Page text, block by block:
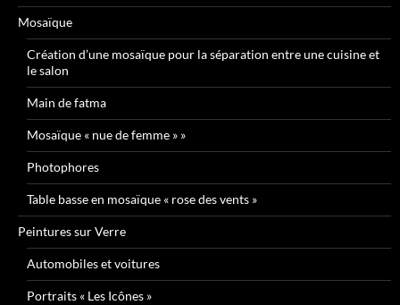
Mosaïque
Création d’une mosaïque pour la séparation entre une cuisine et
le salon
Main de fatma
Mosaïque « nue de femme » »
Photophores
Table basse en mosaïque « rose des vents »
Peintures sur Verre
Automobiles et voitures
Portraits « Les Icônes »